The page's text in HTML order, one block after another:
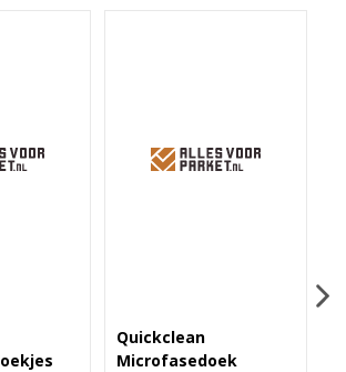
Quickclean
Microfasedoek